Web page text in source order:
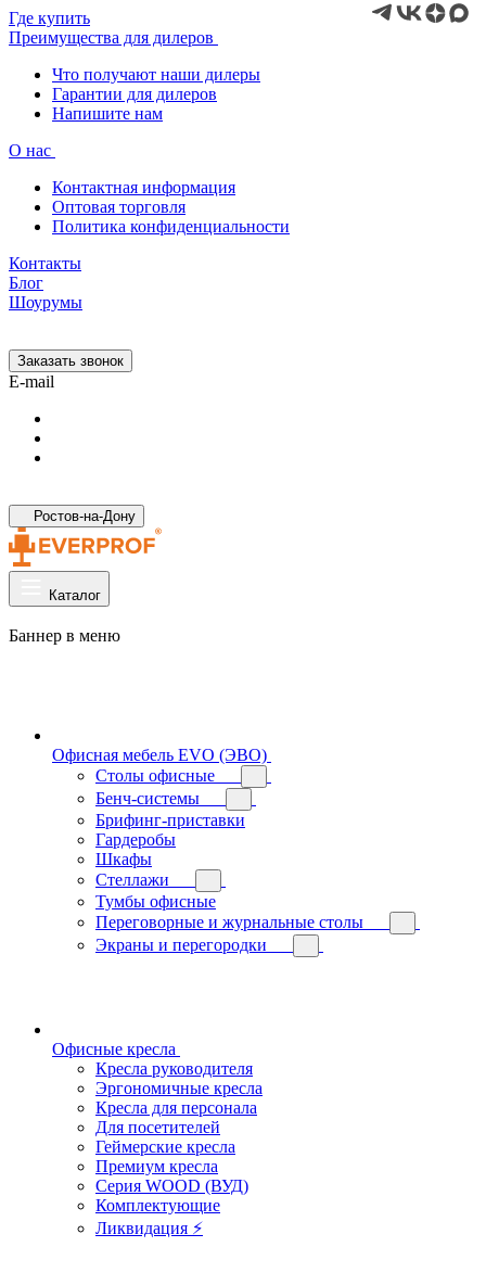
Где купить
Преимущества для дилеров
Что получают наши дилеры
Гарантии для дилеров
Напишите нам
О нас
Контактная информация
Оптовая торговля
Политика конфиденциальности
Контакты
Блог
Шоурумы
Заказать звонок
E-mail
Ростов-на-Дону
Каталог
Баннер в меню
Офисная мебель EVO (ЭВО)
Cтолы офисные
Бенч-системы
Брифинг-приставки
Гардеробы
Шкафы
Стеллажи
Тумбы офисные
Переговорные и журнальные столы
Экраны и перегородки
Офисные кресла
Кресла руководителя
Эргономичные кресла
Кресла для персонала
Для посетителей
Геймерские кресла
Премиум кресла
Серия WOOD (ВУД)
Комплектующие
Ликвидация ⚡